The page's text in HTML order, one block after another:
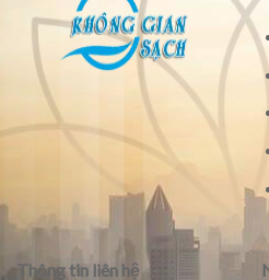
Thông tin liên hệ